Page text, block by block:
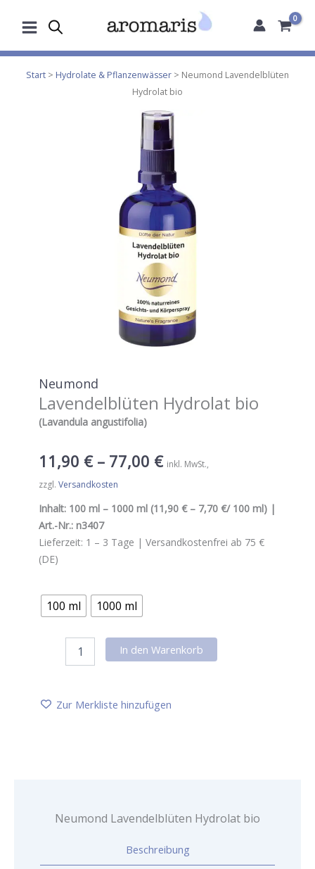
Inhalt
Start > Hydrolate & Pflanzenwässer > Neumond Lavendelblüten
Hydrolat bio
Neumond
Lavendelblüten Hydrolat bio
(Lavandula angustifolia)
11,90 €– 77,00 € inkl. MwSt.
zzgl. Versandkosten
Inhalt: 100 ml – 1000 ml (11,90 € – 7,70 €/ 100 ml) |
Art.-Nr.: n3407
Lieferzeit: 1 – 3 Tage | Versandkostenfrei ab 75 €
(DE)
100 ml 1000 ml
Lavendelblüten
Menge
In den Warenkorb
Zur Merkliste hinzufügen
Neumond Lavendelblüten Hydrolat bio
Beschreibung